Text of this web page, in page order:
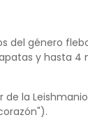
del género
y hasta 4
la
.